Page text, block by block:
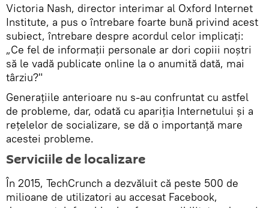
Victoria Nash, director interimar al Oxford Internet
Institute, a pus o întrebare foarte bună privind acest
subiect, întrebare despre acordul celor implicați:
„Ce fel de informații personale ar dori copiii noștri
să le vadă publicate online la o anumită dată, mai
târziu?"
Generațiile anterioare nu s-au confruntat cu astfel
de probleme, dar, odată cu apariția Internetului și a
rețelelor de socializare, se dă o importanță mare
acestei probleme.
Serviciile de localizare
În 2015, TechCrunch a dezvăluit că peste 500 de
milioane de utilizatori au accesat Facebook,